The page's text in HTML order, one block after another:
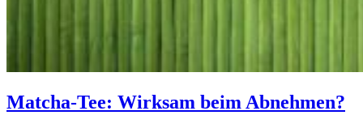
Matcha-Tee: Wirksam beim Abnehmen?